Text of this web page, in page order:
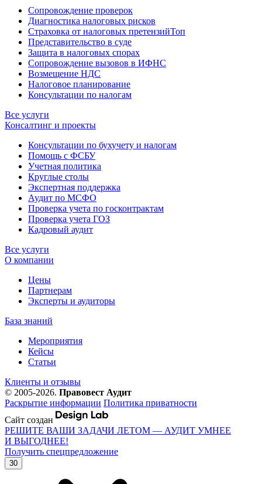
Сопровождение проверок
Диагностика налоговых рисков
Страховка от налоговых претензийТоп
Представительство в суде
Защита в налоговых спорах
Сопровождение вызовов в ИФНС
Возмещение НДС
Налоговое планирование
Консультации по налогам
Все услуги
Консалтинг и проекты
Консультации по бухучету и налогам
Помощь с ФСБУ
Учетная политика
Круглые столы
Экспертная поддержка
Аудит по МСФО
Проверка учета по госконтрактам
Проверка учета ГОЗ
Кадровый аудит
Все услуги
О компании
Цены
Партнерам
Эксперты и аудиторы
База знаний
Мероприятия
Кейсы
Статьи
Клиенты и отзывы
© 2005-2026. Правовест Аудит
Раскрытие информации Политика приватности
Сайт создан
РЕШИТЕ ВАШИ ЗАДАЧИ ЛЕТОМ — АУДИТ УМНЕЕ
И ВЫГОДНЕЕ!
Получить спецпредложение
30